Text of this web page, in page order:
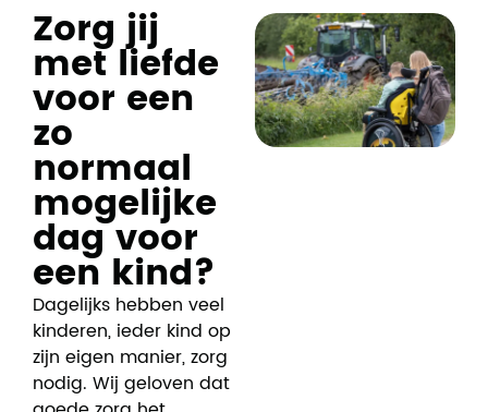
Zorg jij
met liefde
voor een
zo
normaal
mogelijke
dag voor
een kind?
Dagelijks hebben veel
kinderen, ieder kind op
zijn eigen manier, zorg
nodig. Wij geloven dat